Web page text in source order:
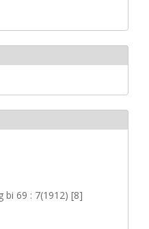
bi 69 : 7(1912) [8]